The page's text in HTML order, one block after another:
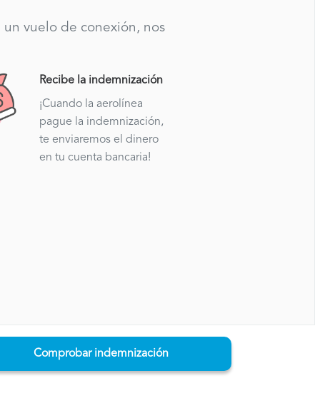
un vuelo de conexión, nos
Recibe la indemnización
¡Cuando la aerolínea
pague la indemnización,
te enviaremos el dinero
en tu cuenta bancaria!
Comprobar indemnización